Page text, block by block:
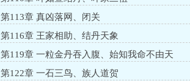
第113章 真凶落网、闭关
第116章 王家相助、结丹天象
第119章 一粒金丹吞入腹、始知我命不由天
第122章 一石三鸟、族人道贺